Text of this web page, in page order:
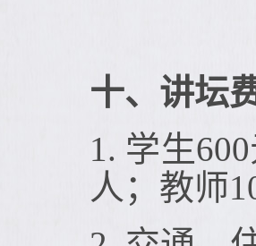
十、讲坛
1. 学生
人；教师